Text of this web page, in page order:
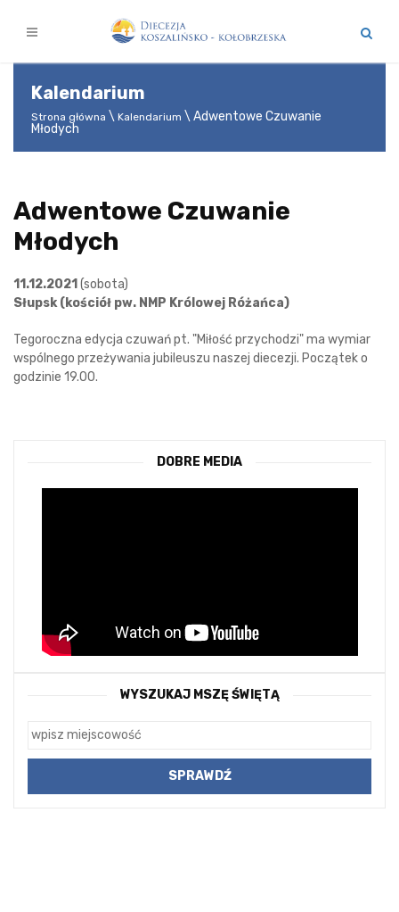
Kalendarium
Strona główna Kalendarium
Adwentowe Czuwanie
Młodych
Adwentowe Czuwanie
Młodych
11.12.2021 (sobota)
Słupsk (kościół pw. NMP Królowej Różańca)
Tegoroczna edycja czuwań pt. "Miłość przychodzi" ma wymiar
wspólnego przeżywania jubileuszu naszej diecezji. Początek o
godzinie 19.00.
DOBRE MEDIA
WYSZUKAJ MSZĘ ŚWIĘTĄ